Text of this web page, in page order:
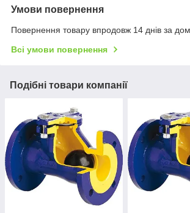
Умови повернення
Повернення товару впродовж 14 днів за
Всі умови повернення
Подібні товари компанії